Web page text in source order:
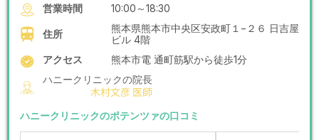
営業時間 10:00～18:30
住所
熊本県熊本市中央区安政町１−２６ 日吉屋
ビル 4階
アクセス
熊本市電 通町筋駅から徒歩1分
ハニークリニックの院長
木村文彦 医師
ハニークリニックのポテンツァの口コミ